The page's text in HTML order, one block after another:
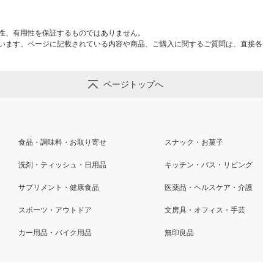
有用性を保証するものではありません。
す。ページに記載されている内容や商品、ご購入に関するご質問は、直接各
ページトップへ
食品・調味料・お取り寄せ スナック・お菓子
洗剤・ティッシュ・日用品 キッチン・バス・リビング
サプリメント・健康食品 医薬品・ヘルスケア・介護
スポーツ・アウトドア 文房具・オフィス・手芸
カー用品・バイク用品 無印良品